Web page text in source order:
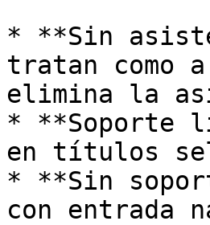
* **Sin
tratan como
elimina la
* **Soporte
en títulos
* **Sin
con entrada